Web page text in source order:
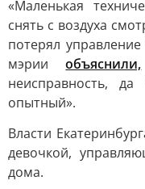
«Маленькая
снять с воздуха
потерял
мэрииобъяснили,
неисправность,
опытный».
Власти
девочкой,
дома.